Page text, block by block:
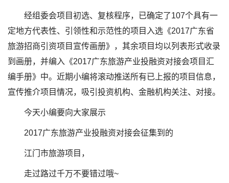
经组委会项目初选、复核程序，已确定了107个具有一
定地方代表性、引领性和示范性的项目入选《2017广东省
旅游招商引资项目宣传画册》，其余项目均以列表形式收录
到画册，并编入《2017广东旅游产业投融资对接会项目汇
编手册》中。近期小编将滚动推送所有已上报的项目信息，
宣传推介项目情况，吸引投资机构、金融机构关注、对接。
今天小编要向大家展示
2017广东旅游产业投融资对接会征集到的
江门市旅游项目，
走过路过千万不要错过哦~